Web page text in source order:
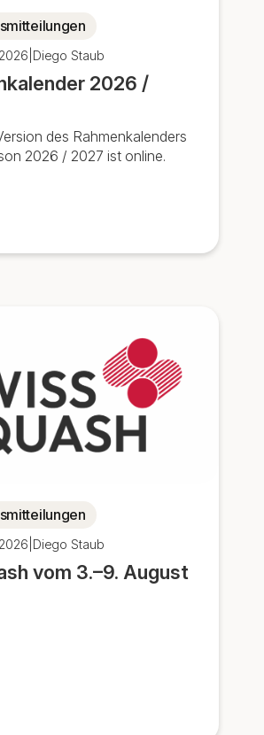
Diego Staub
2026 /
des Rahmenkalenders
2026 / 2027 ist online.
Diego Staub
vom 3.–9. August